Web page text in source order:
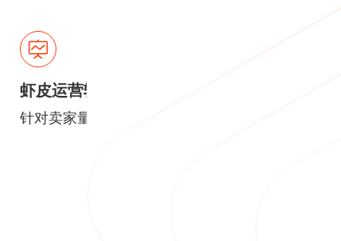
虾皮运营辅导
针对卖家量身定制系统运营辅导